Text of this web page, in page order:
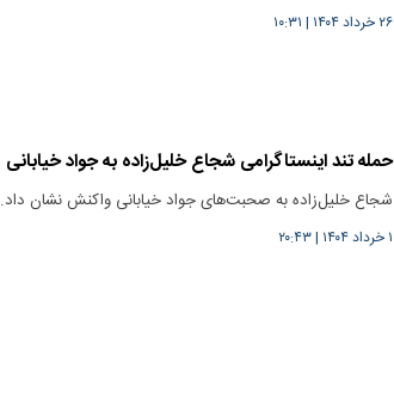
۲۶ خرداد ۱۴۰۴ | ۱۰:۳۱
حمله تند اینستاگرامی شجاع خلیل‌زاده به جواد خیابانی
شجاع خلیل‌زاده به صحبت‌های جواد خیابانی واکنش نشان داد.
۱ خرداد ۱۴۰۴ |۲۰:۴۳